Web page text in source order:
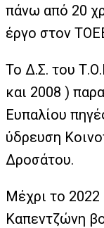
πάνω από 20
έργο στον
Το Δ.Σ. του
και 2008 )
Ευπαλίου
ύδρευση
Δροσάτου.
Μέχρι το 2022
Καπεντζώνη